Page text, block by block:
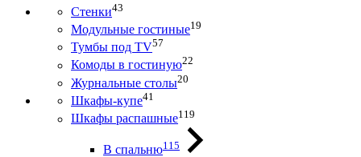
Стенки43
Модульные гостиные19
Тумбы под ТV57
Комоды в гостиную22
Журнальные столы20
Шкафы-купе41
Шкафы распашные119
В спальню115